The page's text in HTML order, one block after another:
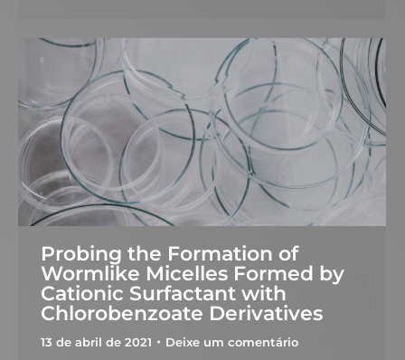
Probing the Formation of
Wormlike Micelles Formed by
Cationic Surfactant with
Chlorobenzoate Derivatives
13 de abril de 2021 Deixe um comentário